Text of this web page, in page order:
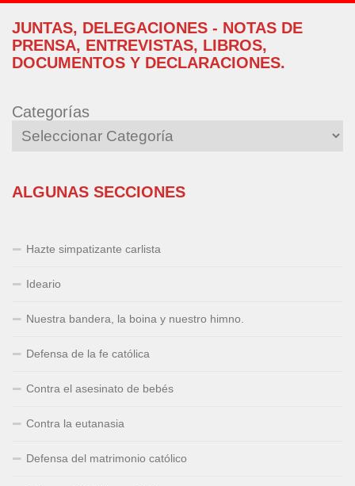
JUNTAS, DELEGACIONES - NOTAS DE
PRENSA, ENTREVISTAS, LIBROS,
DOCUMENTOS Y DECLARACIONES.
Categorías
ALGUNAS SECCIONES
Hazte simpatizante carlista
Ideario
Nuestra bandera, la boina y nuestro himno.
Defensa de la fe católica
Contra el asesinato de bebés
Contra la eutanasia
Defensa del matrimonio católico